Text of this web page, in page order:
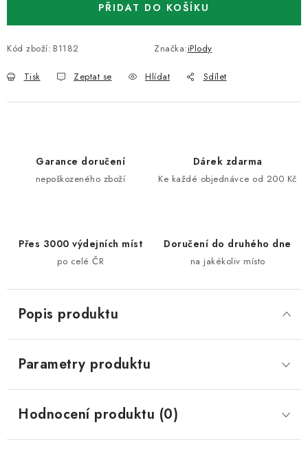
PŘIDAT DO KOŠÍKU
Kód zboží: B1182 Značka:iPlody
Tisk Zeptat se Hlídat Sdílet
Garance doručení
nepoškozeného zboží
Dárek zdarma
Ke každé objednávce od 200 Kč
Přes 3000 výdejních míst
po celé ČR
Doručení do druhého dne
na jakékoliv místo
Popis produktu
Parametry produktu
Hodnocení produktu (0)